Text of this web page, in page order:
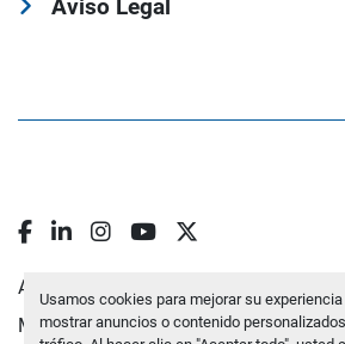
Usamos cookies para mejorar su
mostrar anuncios o contenido
Aviso Legal
Administrar cookies
Machinio Systemsitio web de
facebook
linkedininstagram
youtube